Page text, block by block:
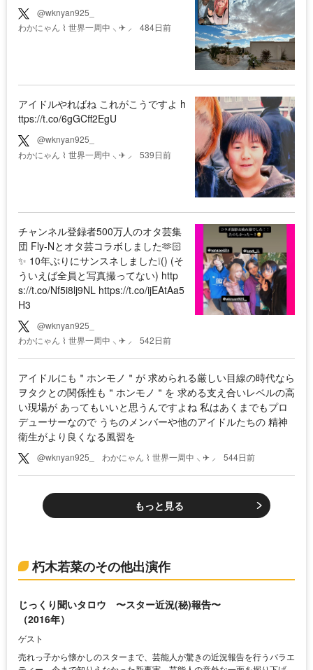
@wknyan925_
わかにゃん ⌇ 世界一周中 ⸜ ✈︎ ⸝
484日前
アイドルやればね これがこうですよ h
ttps://t.co/6gGCff2EgU
@wknyan925_
わかにゃん ⌇ 世界一周中 ⸜ ✈︎ ⸝
539日前
チャンネル登録者500万人のオタ芸集
団 Fly-Nとオタ芸コラボしました🫶🏻
✨ 10年ぶりにサンスネしました❕() (そ
ういえば全員と写真撮ってない) http
s://t.co/Nf5i8lj9NL https://t.co/ijEAtAa5
H3
@wknyan925_
わかにゃん ⌇ 世界一周中 ⸜ ✈︎ ⸝
542日前
アイドルにも＂ホンモノ＂が 求められる厳しい目線の時代なら
ヲタクとの関係性も＂ホンモノ＂を 求める支え合いレベルの高
い現場が あってもいいと思うんですよね 私はあくまでもプロ
デューサーなので うちのメンバーや他のアイドルたちの 精神
衛生がより良くなる風習を
@wknyan925_ わかにゃん ⌇ 世界一周中 ⸜ ✈︎ ⸝ 544日前
もっと見る
朽木若菜のその他出演作
じっくり聞いタロウ 〜スター近況(秘)報告〜
（2016年）
ゲスト
売れっ子から懐かしのスターまで、芸能人が驚きの近況報告を行うバラエ